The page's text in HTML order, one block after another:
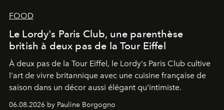
FOOD
Le Lordy's Paris Club, une parenthèse
british à deux pas de la Tour Eiffel
À deux pas de la Tour Eiffel, le Lordy's Paris Club cultive
l'art de vivre britannique avec une cuisine française de
saison dans un décor aussi élégant qu'intimiste.
06.08.2026 by Pauline Borgogno